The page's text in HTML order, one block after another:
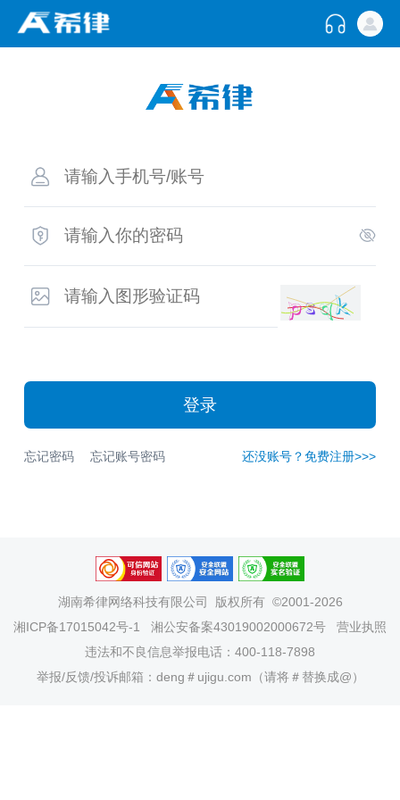
登录
忘记密码 忘记账号密码 还没账号？免费注册>>>
湖南希律网络科技有限公司
版权所有 ©2001-2026
湘ICP备17015042号-1
湘公安备案43019002000672号
营业执照
违法和不良信息举报电话：400-118-7898
举报/反馈/投诉邮箱：deng＃ujigu.com（请将＃替换成@）